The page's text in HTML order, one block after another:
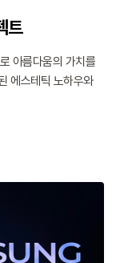
트
아름다움의 가치를
에스테틱 노하우와